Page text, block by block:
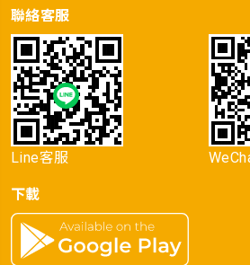
聯絡客服
Line客服
下載